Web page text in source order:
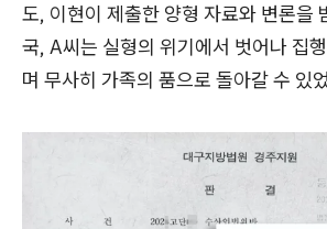
도, 이현이 제출한 양형 자료와 변론을
국, A씨는 실형의 위기에서 벗어나 집
며 무사히 가족의 품으로 돌아갈 수 있